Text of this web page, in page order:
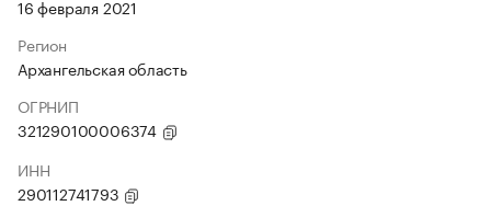
16 февраля 2021
Регион
Архангельская область
ОГРНИП
321290100006374
ИНН
290112741793